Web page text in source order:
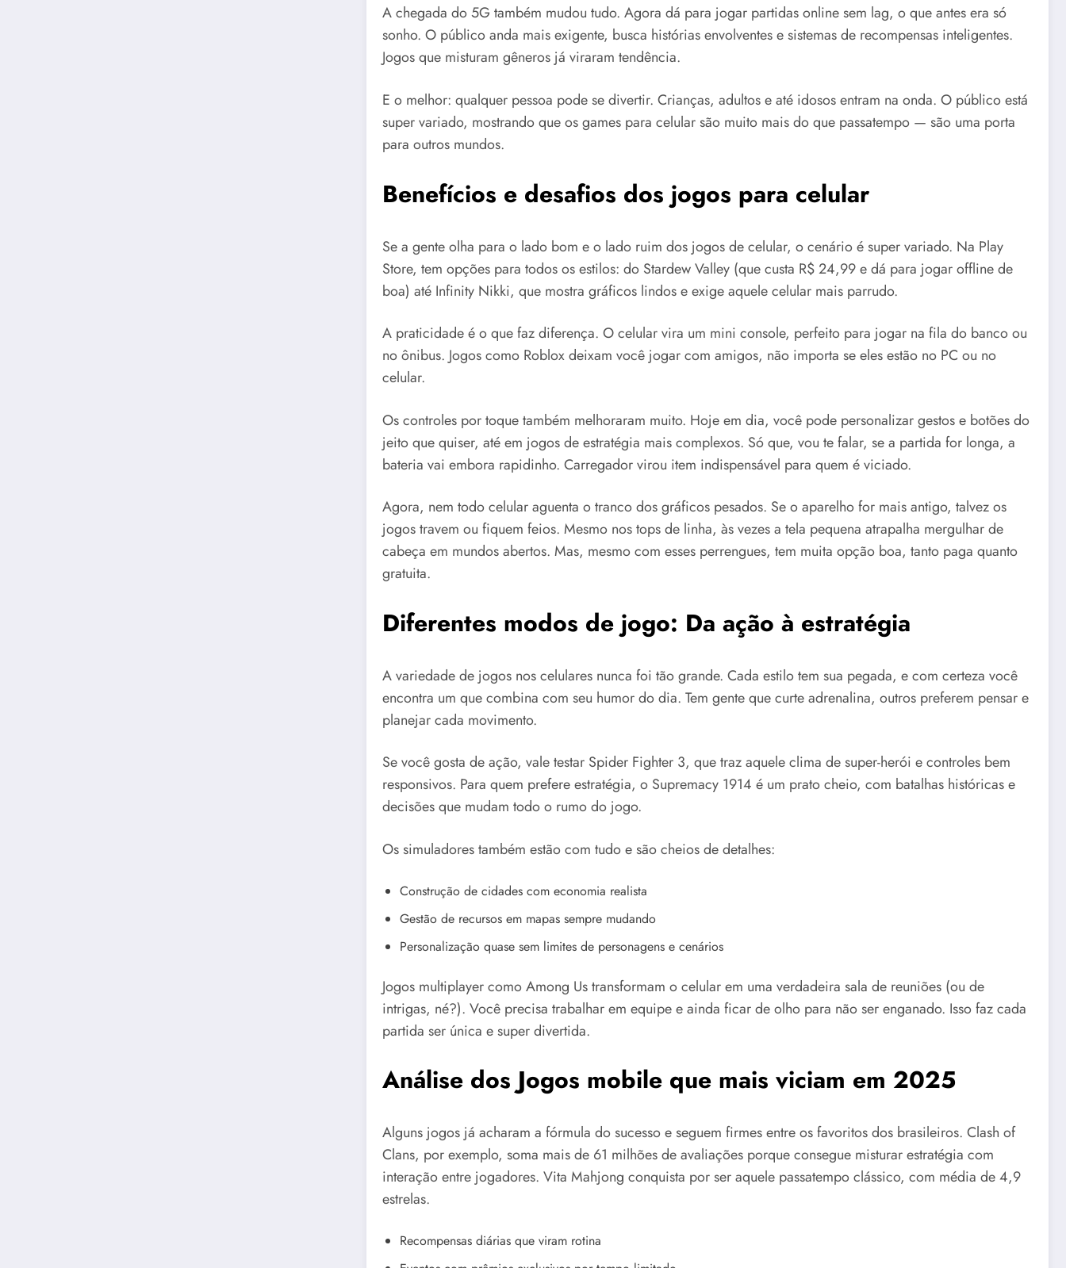
A chegada do 5G também mudou tudo. Agora dá para jogar partidas online sem lag, o que antes era só
sonho. O público anda mais exigente, busca histórias envolventes e sistemas de recompensas inteligentes.
Jogos que misturam gêneros já viraram tendência.
E o melhor: qualquer pessoa pode se divertir. Crianças, adultos e até idosos entram na onda. O público está
super variado, mostrando que os games para celular são muito mais do que passatempo — são uma porta
para outros mundos.
Benefícios e desafios dos jogos para celular
Se a gente olha para o lado bom e o lado ruim dos jogos de celular, o cenário é super variado. Na Play
Store, tem opções para todos os estilos: do Stardew Valley (que custa R$ 24,99 e dá para jogar offline de
boa) até Infinity Nikki, que mostra gráficos lindos e exige aquele celular mais parrudo.
A praticidade é o que faz diferença. O celular vira um mini console, perfeito para jogar na fila do banco ou
no ônibus. Jogos como Roblox deixam você jogar com amigos, não importa se eles estão no PC ou no
celular.
Os controles por toque também melhoraram muito. Hoje em dia, você pode personalizar gestos e botões do
jeito que quiser, até em jogos de estratégia mais complexos. Só que, vou te falar, se a partida for longa, a
bateria vai embora rapidinho. Carregador virou item indispensável para quem é viciado.
Agora, nem todo celular aguenta o tranco dos gráficos pesados. Se o aparelho for mais antigo, talvez os
jogos travem ou fiquem feios. Mesmo nos tops de linha, às vezes a tela pequena atrapalha mergulhar de
cabeça em mundos abertos. Mas, mesmo com esses perrengues, tem muita opção boa, tanto paga quanto
gratuita.
Diferentes modos de jogo: Da ação à estratégia
A variedade de jogos nos celulares nunca foi tão grande. Cada estilo tem sua pegada, e com certeza você
encontra um que combina com seu humor do dia. Tem gente que curte adrenalina, outros preferem pensar e
planejar cada movimento.
Se você gosta de ação, vale testar Spider Fighter 3, que traz aquele clima de super-herói e controles bem
responsivos. Para quem prefere estratégia, o Supremacy 1914 é um prato cheio, com batalhas históricas e
decisões que mudam todo o rumo do jogo.
Os simuladores também estão com tudo e são cheios de detalhes:
Construção de cidades com economia realista
Gestão de recursos em mapas sempre mudando
Personalização quase sem limites de personagens e cenários
Jogos multiplayer como Among Us transformam o celular em uma verdadeira sala de reuniões (ou de
intrigas, né?). Você precisa trabalhar em equipe e ainda ficar de olho para não ser enganado. Isso faz cada
partida ser única e super divertida.
Análise dos Jogos mobile que mais viciam em 2025
Alguns jogos já acharam a fórmula do sucesso e seguem firmes entre os favoritos dos brasileiros. Clash of
Clans, por exemplo, soma mais de 61 milhões de avaliações porque consegue misturar estratégia com
interação entre jogadores. Vita Mahjong conquista por ser aquele passatempo clássico, com média de 4,9
estrelas.
Recompensas diárias que viram rotina